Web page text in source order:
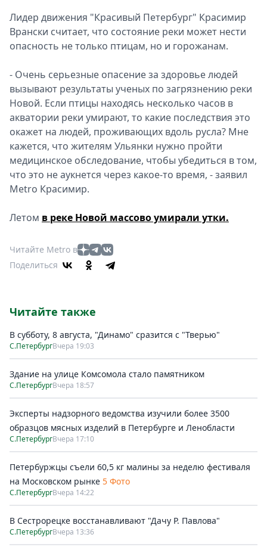
Лидер движения "Красивый Петербург" Красимир
Врански считает, что состояние реки может нести
опасность не только птицам, но и горожанам.
- Очень серьезные опасение за здоровье людей
вызывают результаты ученых по загрязнению реки
Новой. Если птицы находясь несколько часов в
акватории реки умирают, то какие последствия это
окажет на людей, проживающих вдоль русла? Мне
кажется, что жителям Ульянки нужно пройти
медицинское обследование, чтобы убедиться в том,
что это не аукнется через какое-то время, - заявил
Metro Красимир.
Летом в реке Новой массово умирали утки.
Читайте Metro в
Поделиться
Читайте также
В субботу, 8 августа, "Динамо" сразится с "Тверью"
С.ПетербургВчера 19:03
Здание на улице Комсомола стало памятником
С.ПетербургВчера 18:57
Эксперты надзорного ведомства изучили более 3500
образцов мясных изделий в Петербурге и Ленобласти
С.ПетербургВчера 17:10
Петербуржцы съели 60,5 кг малины за неделю фестиваля
на Московском рынке 5 Фото
С.ПетербургВчера 14:22
В Сестрорецке восстанавливают "Дачу Р. Павлова"
С.ПетербургВчера 13:36